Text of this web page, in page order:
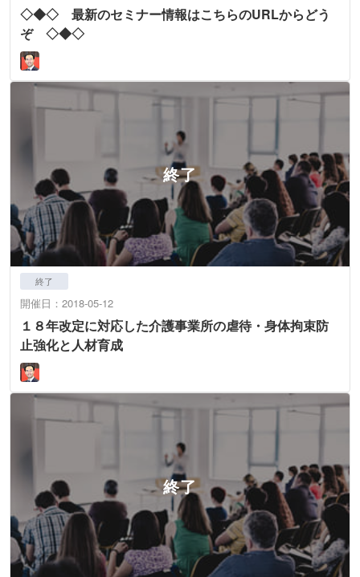
◇◆◇ 最新のセミナー情報はこちらのURLからどう
ぞ ◇◆◇
終了
開催日：2018-05-12
１８年改定に対応した介護事業所の虐待・身体拘束防
止強化と人材育成